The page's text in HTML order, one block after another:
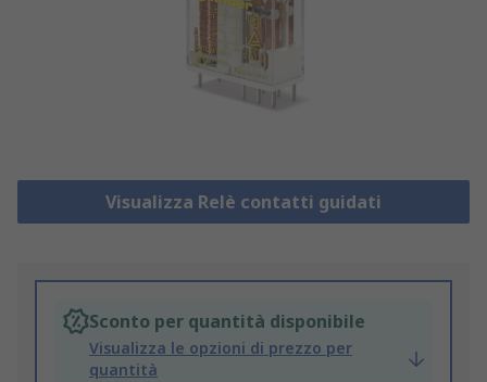
Visualizza Relè contatti guidati
Sconto per quantità disponibile
Visualizza le opzioni di prezzo per
quantità